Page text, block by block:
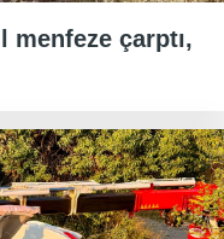
menfeze çarptı,